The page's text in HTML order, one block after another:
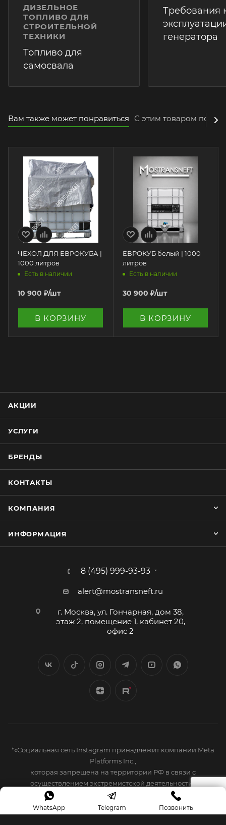
ДИЗЕЛЬНОЕ
ТОПЛИВО ДЛЯ
СТРОИТЕЛЬНОЙ
ТЕХНИКИ
Топливо для
самосвала
Требования
генератора
Вам также может понравиться С этим товаром
ЧЕХОЛ ДЛЯ ЕВРОКУБА |
1000 литров
Есть в наличии
10 900 ₽/шт
В КОРЗИНУ
ЕВРОКУБ белый | 1000
литров
Есть в наличии
30 900 ₽/шт
В КОРЗИНУ
WhatsApp Telegram Позвонить
АКЦИИ
УСЛУГИ
БРЕНДЫ
КОНТАКТЫ
КОМПАНИЯ
ИНФОРМАЦИЯ
8 (495) 999-93-93
alert@mostransneft.ru
г. Москва, ул. Гончарная, дом 38,
этаж 2, помещение 1, кабинет 20,
офис 2
*«Социальная сеть Instagram принадлежит компании Meta
Platforms Inc.,
которая запрещена на территории РФ в связи с
осуществлением экстремистской деятельности»
2026 © МОСТРАНСНЕФТЬ
*«ООО «ТК «МОСТРАНСНЕФТЬ» зарегистрированный